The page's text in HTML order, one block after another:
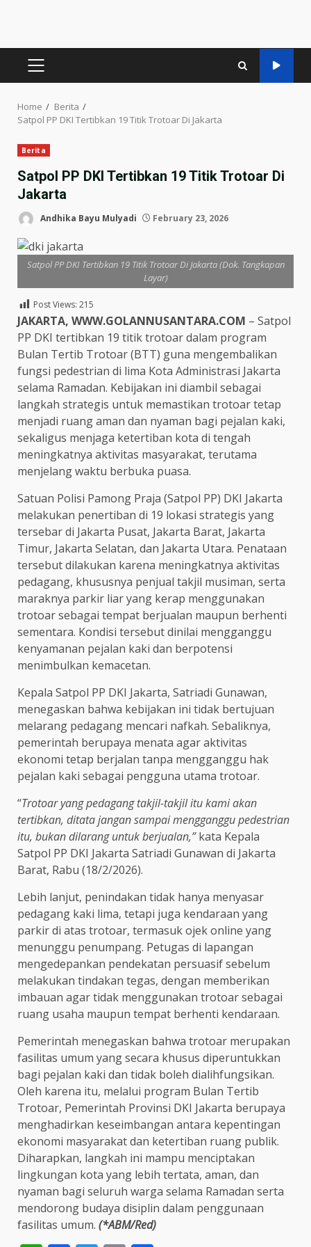
PRIMARY
Home
Berita
Satpol PP DKI Tertibkan 19 Titik Trotoar Di Jakarta
Berita
Satpol PP DKI Tertibkan 19 Titik Trotoar Di
Jakarta
Andhika Bayu Mulyadi February 23, 2026
Satpol PP DKI Tertibkan 19 Titik Trotoar Di Jakarta (Dok. Tangkapan
Layar)
Post Views: 215
JAKARTA, WWW.GOLANNUSANTARA.COM – Satpol
PP DKI tertibkan 19 titik trotoar dalam program
Bulan Tertib Trotoar (BTT) guna mengembalikan
fungsi pedestrian di lima Kota Administrasi Jakarta
selama Ramadan. Kebijakan ini diambil sebagai
langkah strategis untuk memastikan trotoar tetap
menjadi ruang aman dan nyaman bagi pejalan kaki,
sekaligus menjaga ketertiban kota di tengah
meningkatnya aktivitas masyarakat, terutama
menjelang waktu berbuka puasa.
Satuan Polisi Pamong Praja (Satpol PP) DKI Jakarta
melakukan penertiban di 19 lokasi strategis yang
tersebar di Jakarta Pusat, Jakarta Barat, Jakarta
Timur, Jakarta Selatan, dan Jakarta Utara. Penataan
tersebut dilakukan karena meningkatnya aktivitas
pedagang, khususnya penjual takjil musiman, serta
maraknya parkir liar yang kerap menggunakan
trotoar sebagai tempat berjualan maupun berhenti
sementara. Kondisi tersebut dinilai mengganggu
kenyamanan pejalan kaki dan berpotensi
menimbulkan kemacetan.
Kepala Satpol PP DKI Jakarta, Satriadi Gunawan,
menegaskan bahwa kebijakan ini tidak bertujuan
melarang pedagang mencari nafkah. Sebaliknya,
pemerintah berupaya menata agar aktivitas
ekonomi tetap berjalan tanpa mengganggu hak
pejalan kaki sebagai pengguna utama trotoar.
“Trotoar yang pedagang takjil-takjil itu kami akan
tertibkan, ditata jangan sampai mengganggu pedestrian
itu, bukan dilarang untuk berjualan,”kata Kepala
Satpol PP DKI Jakarta Satriadi Gunawan di Jakarta
Barat, Rabu (18/2/2026).
Lebih lanjut, penindakan tidak hanya menyasar
pedagang kaki lima, tetapi juga kendaraan yang
parkir di atas trotoar, termasuk ojek online yang
menunggu penumpang. Petugas di lapangan
mengedepankan pendekatan persuasif sebelum
melakukan tindakan tegas, dengan memberikan
imbauan agar tidak menggunakan trotoar sebagai
ruang usaha maupun tempat berhenti kendaraan.
Pemerintah menegaskan bahwa trotoar merupakan
fasilitas umum yang secara khusus diperuntukkan
bagi pejalan kaki dan tidak boleh dialihfungsikan.
Oleh karena itu, melalui program Bulan Tertib
Trotoar, Pemerintah Provinsi DKI Jakarta berupaya
menghadirkan keseimbangan antara kepentingan
ekonomi masyarakat dan ketertiban ruang publik.
Diharapkan, langkah ini mampu menciptakan
lingkungan kota yang lebih tertata, aman, dan
nyaman bagi seluruh warga selama Ramadan serta
mendorong budaya disiplin dalam penggunaan
fasilitas umum. (*ABM/Red)